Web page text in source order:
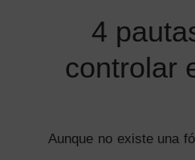
4
controlar
Aunque no existe una